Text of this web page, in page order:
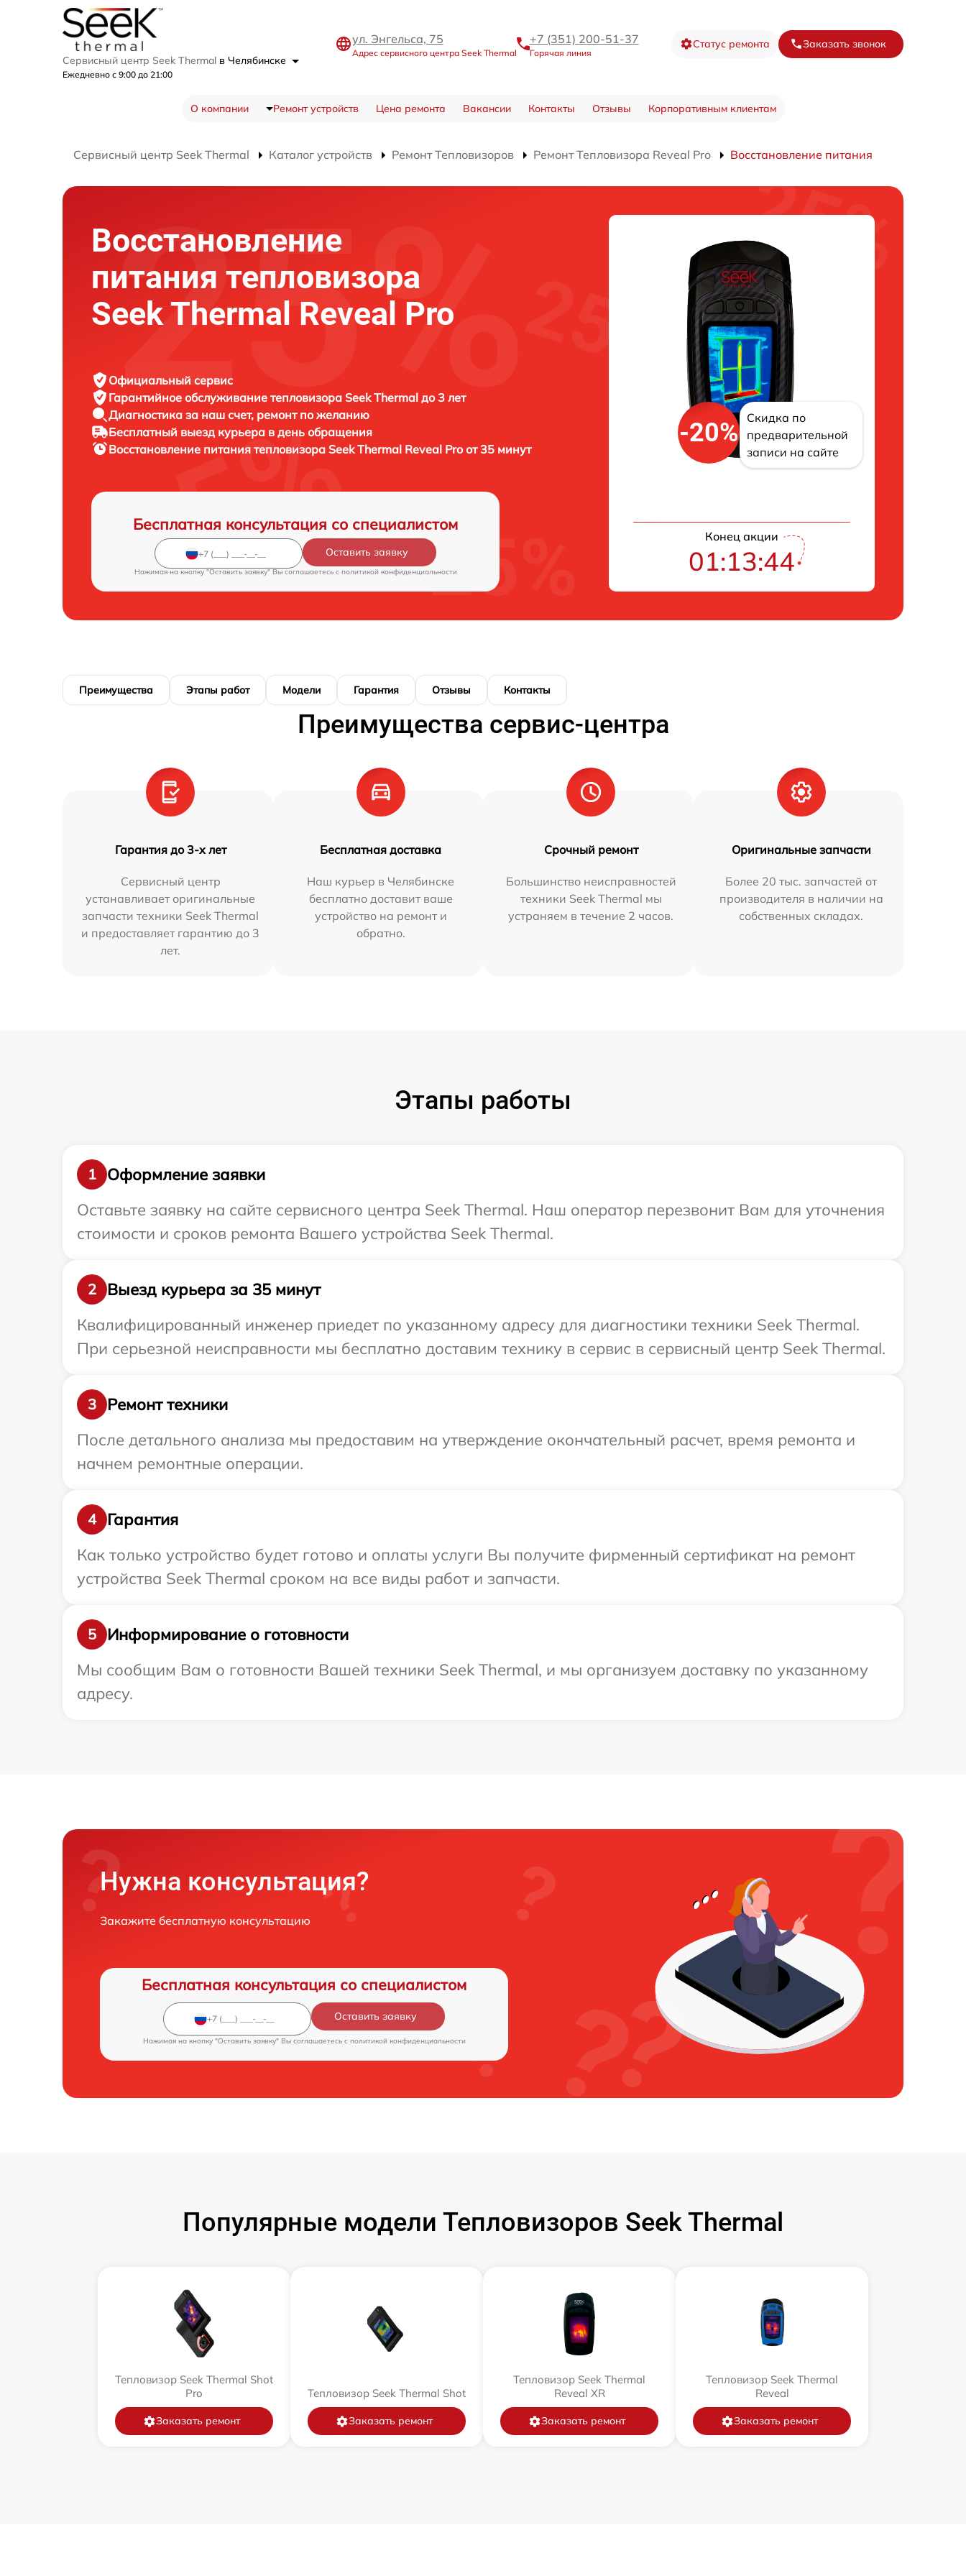
Сервисный центр Seek Thermal в Челябинске
Ежедневно с 9:00 до 21:00
ул. Энгельса, 75
Адрес сервисного центра Seek Thermal
+7 (351) 200-51-37
Горячая линия
Статус ремонта Заказать звонок
О компании Ремонт устройств Цена ремонта Вакансии Контакты Отзывы Корпоративным клиентам
Сервисный центр Seek Thermal Каталог устройств Ремонт Тепловизоров Ремонт Тепловизора Reveal Pro Восстановление питания
Восстановление
питания тепловизора
Seek Thermal Reveal Pro
Официальный сервис
Гарантийное обслуживание тепловизора Seek Thermal до 3 лет
Диагностика за наш счет, ремонт по желанию
Бесплатный выезд курьера в день обращения
Восстановление питания тепловизора Seek Thermal Reveal Pro от 35 минут
Бесплатная консультация со специалистом
Оставить заявку
Нажимая на кнопку "Оставить заявку" Вы соглашаетесь c политикой конфиденциальности
-20%
Скидка по
предварительной
записи на сайте
Конец акции
01:13:43
Преимущества Этапы работ Модели Гарантия Отзывы Контакты
Преимущества сервис-центра
Гарантия до 3-х лет
Сервисный центр
устанавливает оригинальные
запчасти техники Seek Thermal
и предоставляет гарантию до 3
лет.
Бесплатная доставка
Наш курьер в Челябинске
бесплатно доставит ваше
устройство на ремонт и
обратно.
Срочный ремонт
Большинство неисправностей
техники Seek Thermal мы
устраняем в течение 2 часов.
Оригинальные запчасти
Более 20 тыс. запчастей от
производителя в наличии на
собственных складах.
Этапы работы
1
Оформление заявки
Оставьте заявку на сайте сервисного центра Seek Thermal. Наш оператор перезвонит Вам для уточнения
стоимости и сроков ремонта Вашего устройства Seek Thermal.
2
Выезд курьера за 35 минут
Квалифицированный инженер приедет по указанному адресу для диагностики техники Seek Thermal.
При серьезной неисправности мы бесплатно доставим технику в сервис в сервисный центр Seek Thermal.
3
Ремонт техники
После детального анализа мы предоставим на утверждение окончательный расчет, время ремонта и
начнем ремонтные операции.
4
Гарантия
Как только устройство будет готово и оплаты услуги Вы получите фирменный сертификат на ремонт
устройства Seek Thermal сроком на все виды работ и запчасти.
5
Информирование о готовности
Мы сообщим Вам о готовности Вашей техники Seek Thermal, и мы организуем доставку по указанному
адресу.
Нужна консультация?
Закажите бесплатную консультацию
Бесплатная консультация со специалистом
Оставить заявку
Нажимая на кнопку "Оставить заявку" Вы соглашаетесь c политикой конфиденциальности
Популярные модели Тепловизоров Seek Thermal
Тепловизор Seek Thermal Shot
Pro
Заказать ремонт
Тепловизор Seek Thermal Shot
Заказать ремонт
Тепловизор Seek Thermal
Reveal XR
Заказать ремонт
Тепловизор Seek Thermal
Reveal
Заказать ремонт